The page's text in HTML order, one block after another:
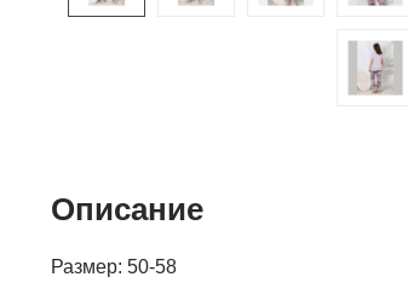
Описание
Размер: 50-58